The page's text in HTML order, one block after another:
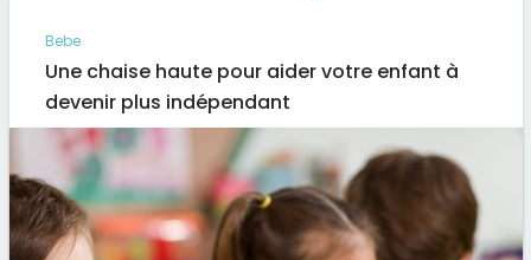
Bebe
Une chaise haute pour aider votre enfant à
devenir plus indépendant
Si vous avez un enfant en bas âge ou si vous
souhaitez l’apprendre à passer à table petit à…
Par Artus